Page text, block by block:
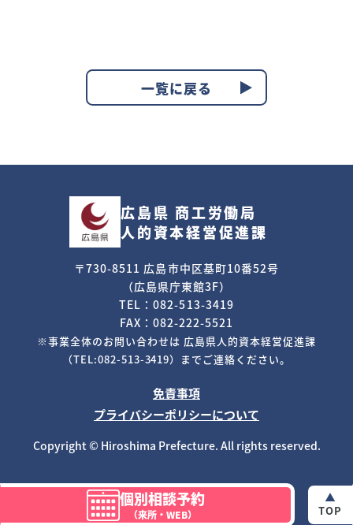
一覧に戻る
広島県 商工労働局
人的資本経営促進課
〒730-8511 広島市中区基町10番52号
（広島県庁東館3F）
TEL：082-513-3419
FAX：082-222-5521
※事業全体のお問い合わせは 広島県人的資本経営促進課
（TEL:082-513-3419）までご連絡ください。
免責事項
プライバシーポリシーについて
個別相談予約
（来所・WEB） TOP
Copyright © Hiroshima Prefecture. All rights reserved.